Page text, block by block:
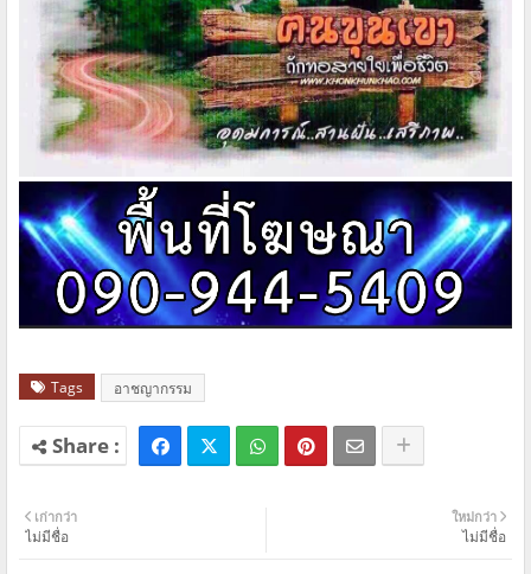
Tags อาชญากรรม
ใหม่กว่า
ไม่มีชื่อ
เก่ากว่า
ไม่มีชื่อ